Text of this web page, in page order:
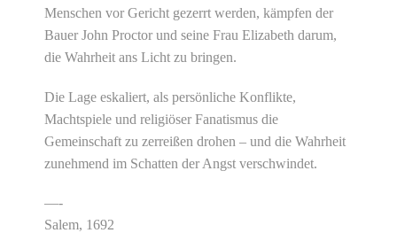
Menschen vor Gericht gezerrt werden, kämpfen der
Bauer John Proctor und seine Frau Elizabeth darum,
die Wahrheit ans Licht zu bringen.
Die Lage eskaliert, als persönliche Konflikte,
Machtspiele und religiöser Fanatismus die
Gemeinschaft zu zerreißen drohen – und die Wahrheit
zunehmend im Schatten der Angst verschwindet.
—-
Salem, 1692